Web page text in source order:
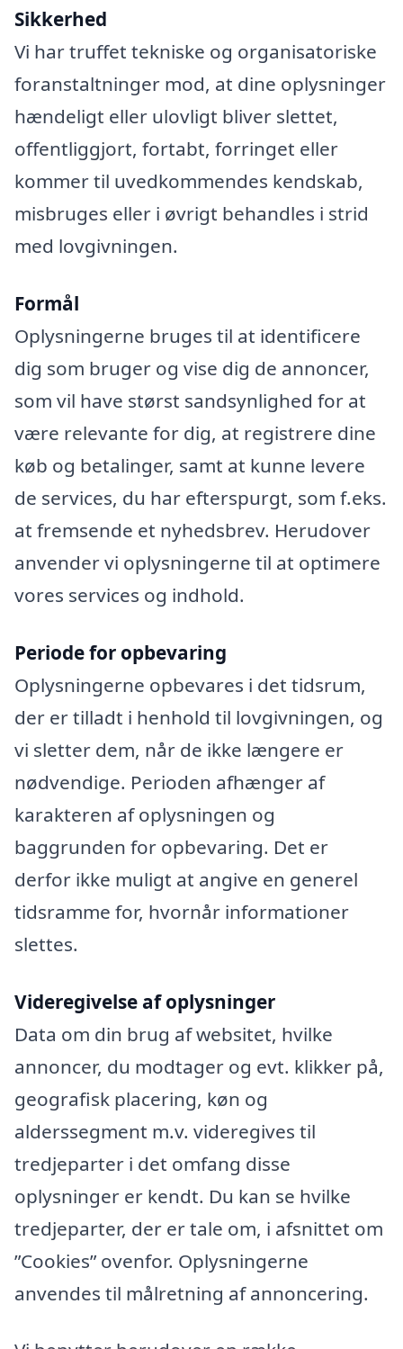
Sikkerhed
Vi har truffet tekniske og organisatoriske
foranstaltninger mod, at dine oplysninger
hændeligt eller ulovligt bliver slettet,
offentliggjort, fortabt, forringet eller
kommer til uvedkommendes kendskab,
misbruges eller i øvrigt behandles i strid
med lovgivningen.
Formål
Oplysningerne bruges til at identificere
dig som bruger og vise dig de annoncer,
som vil have størst sandsynlighed for at
være relevante for dig, at registrere dine
køb og betalinger, samt at kunne levere
de services, du har efterspurgt, som f.eks.
at fremsende et nyhedsbrev. Herudover
anvender vi oplysningerne til at optimere
vores services og indhold.
Periode for opbevaring
Oplysningerne opbevares i det tidsrum,
der er tilladt i henhold til lovgivningen, og
vi sletter dem, når de ikke længere er
nødvendige. Perioden afhænger af
karakteren af oplysningen og
baggrunden for opbevaring. Det er
derfor ikke muligt at angive en generel
tidsramme for, hvornår informationer
slettes.
Videregivelse af oplysninger
Data om din brug af websitet, hvilke
annoncer, du modtager og evt. klikker på,
geografisk placering, køn og
alderssegment m.v. videregives til
tredjeparter i det omfang disse
oplysninger er kendt. Du kan se hvilke
tredjeparter, der er tale om, i afsnittet om
”Cookies” ovenfor. Oplysningerne
anvendes til målretning af annoncering.